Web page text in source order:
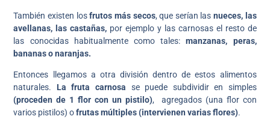
También existen losfrutos más secos, que serían lasnueces, las
avellanas, las castañas, por ejemplo y las carnosas el resto de
las conocidas habitualmente como tales:manzanas, peras,
bananas o naranjas.
Entonces llegamos a otra división dentro de estos alimentos
naturales. La fruta carnosa se puede subdividir en simples
(proceden de 1 flor con un pistilo), agregados (una flor con
varios pistilos) ofrutas múltiples (intervienen varias flores).